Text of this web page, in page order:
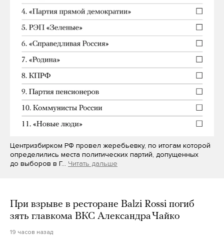
Центризбирком РФ провел жеребьевку, по итогам которой
определились места политических партий, допущенных
до выборов в Г… Читать дальше
При взрыве в ресторане Balzi Rossi погиб
зять главкома ВКС Александра Чайко
19 часов назад